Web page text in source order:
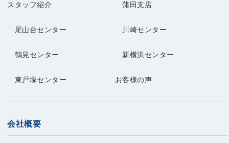
スタッフ紹介 蒲田支店
尾山台センター 川崎センター
鶴見センター 新横浜センター
東戸塚センター お客様の声
会社概要